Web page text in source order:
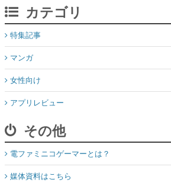
カテゴリ
特集記事
マンガ
女性向け
アプリレビュー
その他
電ファミニコゲーマーとは？
媒体資料はこちら